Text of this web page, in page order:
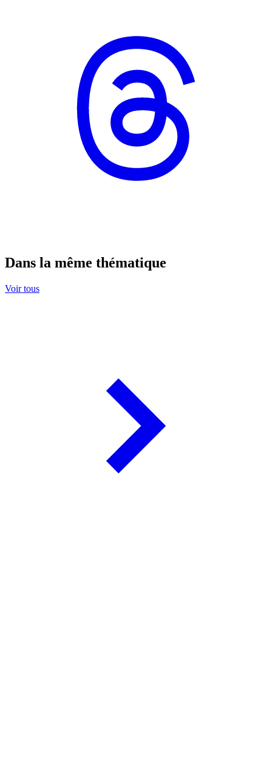
Dans la même thématique
Voir tous